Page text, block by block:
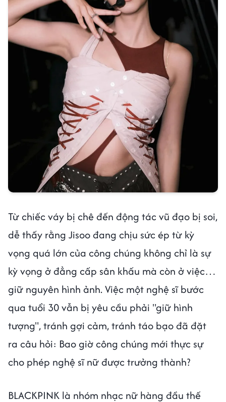
Từ chiếc váy bị chê đến động tác vũ đạo bị soi,
dễ thấy rằng Jisoo đang chịu sức ép từ kỳ
vọng quá lớn của công chúng không chỉ là sự
kỳ vọng ở đẳng cấp sân khấu mà còn ở việc…
giữ nguyên hình ảnh. Việc một nghệ sĩ bước
qua tuổi 30 vẫn bị yêu cầu phải "giữ hình
tượng", tránh gợi cảm, tránh táo bạo đã đặt
ra câu hỏi: Bao giờ công chúng mới thực sự
cho phép nghệ sĩ nữ được trưởng thành?
BLACKPINK là nhóm nhạc nữ hàng đầu thế